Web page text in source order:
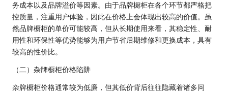
务成本以及品牌溢价等因素。由于品牌橱柜在各个环节都严格把
控质量，注重用户体验，因此在价格上会体现出较高的价值。虽
然品牌橱柜的单价可能较高，但从长期使用来看，其稳定性、耐
用性和环保性等优势能够为用户节省后期维修和更换成本，具有
较高的性价比。
（二）杂牌橱柜价格陷阱
杂牌橱柜价格通常较为低廉，但其低价背后往往隐藏着诸多问